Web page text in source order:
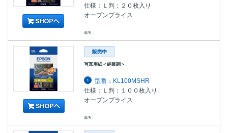
仕様：Ｌ判：２０枚入り
オープンプライス
備考：
写真用紙＜絹目調＞
型番：KL100MSHR
仕様：Ｌ判：１００枚入り
オープンプライス
備考：